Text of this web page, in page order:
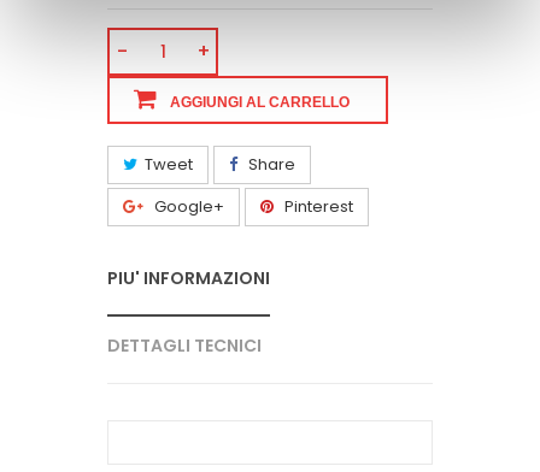
- +
AGGIUNGI AL CARRELLO
Tweet
Share
Google+
Pinterest
PIU' INFORMAZIONI
DETTAGLI TECNICI